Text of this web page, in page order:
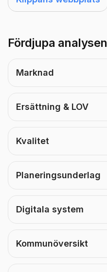
Fördjupa analysen
Marknad
Ersättning & LOV
Kvalitet
Planeringsunderlag
Digitala system
Kommunöversikt